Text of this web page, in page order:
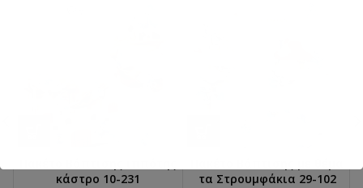
κάστρο 10-231
τα Στρουμφάκια 29-102